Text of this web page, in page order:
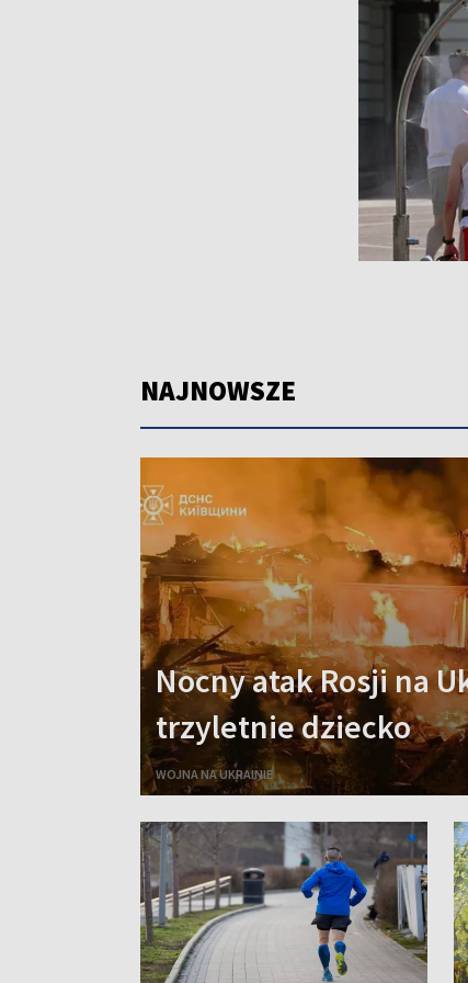
NAJNOWSZE
Nocny atak Rosji na
trzyletnie dziecko
WOJNA NA UKRAINIE